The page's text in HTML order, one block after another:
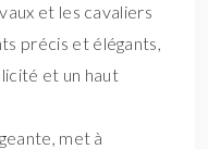
et les cavaliers
précis et élégants,
et un haut
met à